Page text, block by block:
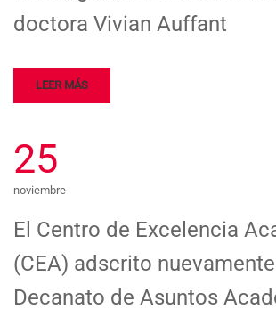
doctora Vivian Auffant
LEER MÁS
25
noviembre
El Centro de Excelencia
(CEA) adscrito
Decanato de Asuntos